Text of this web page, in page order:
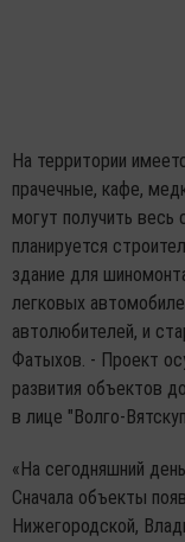
На территории
прачечные, кафе,
могут получить весь
планируется
здание для
легковых
автолюбителей, и
Фатыхов. - Проект
развития объектов
в лице "Волго-
«На сегодняшний
Сначала объекты
Нижегородской,